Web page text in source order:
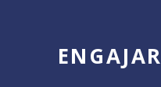
ENGAJAR